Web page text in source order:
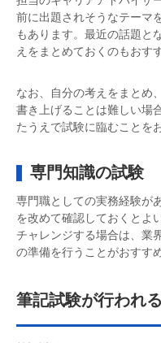
前に出題されそうなテーマ
もあります。最近の話題と
えをまとめておくのもおす
なお、自分の考えをまとめ
書き上げることは難しい場
たうえで試験に臨むことを
専門知識の試験
専門職としての実務経験が
を改めて確認しておくとよ
チャレンジする場合は、業
の準備を行うことがおすす
筆記試験が行われ